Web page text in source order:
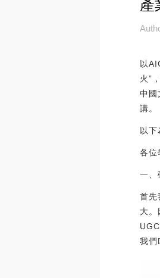
產
以
火”
中國
講。
以
各位
一
首先
大。
我們